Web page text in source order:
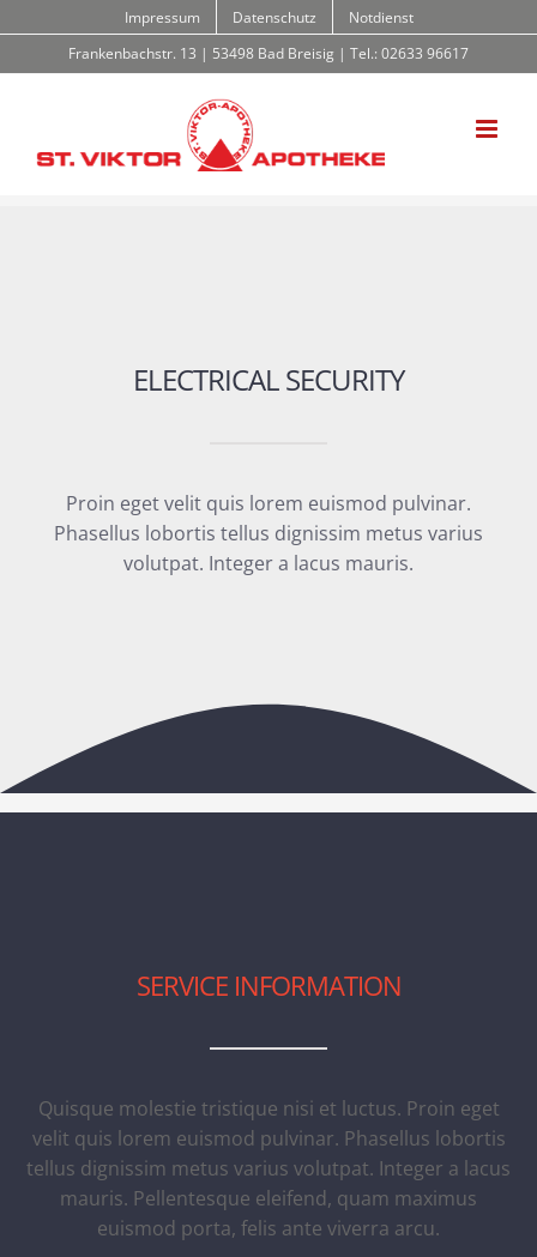
Inhalt
springen
Impressum Datenschutz
Notdienst
Frankenbachstr. 13 | 53498 Bad Breisig | Tel.: 02633 96617
ELECTRICAL SECURITY
Proin eget velit quis lorem euismod pulvinar.
Phasellus lobortis tellus dignissim metus varius
volutpat. Integer a lacus mauris.
SERVICE INFORMATION
Quisque molestie tristique nisi et luctus. Proin eget
velit quis lorem euismod pulvinar. Phasellus lobortis
tellus dignissim metus varius volutpat. Integer a lacus
mauris. Pellentesque eleifend, quam maximus
euismod porta, felis ante viverra arcu.